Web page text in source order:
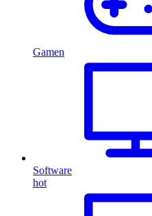
Gamen
Software
hot